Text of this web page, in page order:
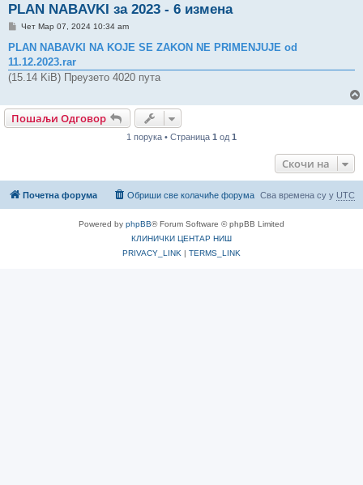
PLAN NABAVKI за 2023 - 6 измена
П
р
к
а
Чет Мар 07, 2024 10:34 am
PLAN NABAVKI NA KOJE SE ZAKON NE PRIMENJUJE od
11.12.2023.rar
(15.14 KiB) Преузето 4020 пута
Пошаљи Одговор
1 порука • Страница 1 од 1
Скочи на
Почетна форума Сва времена су у UTC
Обриши све колачиће форума
Powered by phpBB® Forum Software © phpBB Limited
КЛИНИЧКИ ЦЕНТАР НИШ
PRIVACY_LINK | TERMS_LINK